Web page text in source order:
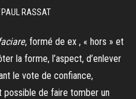
PAUL RASSAT
, formé de ex , « hors » et
la forme, l’aspect, d’enlever
le vote de confiance,
possible de faire tomber un